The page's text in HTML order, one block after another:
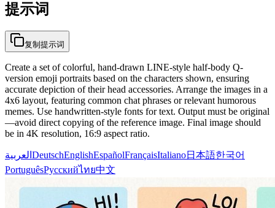
提示词
复制提示词
Create a set of colorful, hand-drawn LINE-style half-body Q-
version emoji portraits based on the characters shown, ensuring
accurate depiction of their head accessories. Arrange the images in a
4x6 layout, featuring common chat phrases or relevant humorous
memes. Use handwritten-style fonts for text. Output must be original
—avoid direct copying of the reference image. Final image should
be in 4K resolution, 16:9 aspect ratio.
العربية DeutschEnglishEspañolFrançaisItaliano日本語한국어
PortuguêsРусскийไทย中文